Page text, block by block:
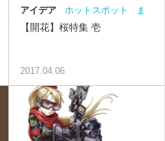
アイデア ホットスポット
ま
とめ
桜
【開花】桜特集 壱
2017.04.06